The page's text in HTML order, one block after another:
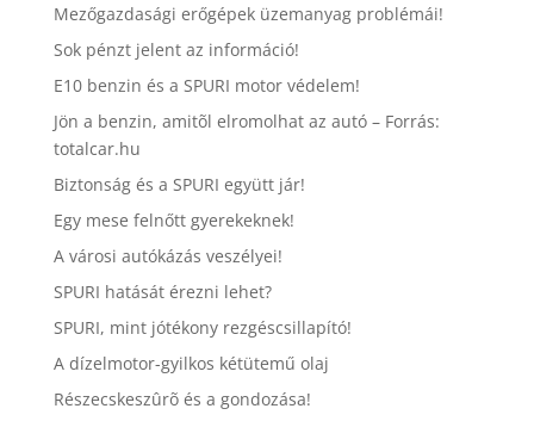
Mezőgazdasági erőgépek üzemanyag problémái!
Sok pénzt jelent az információ!
E10 benzin és a SPURI motor védelem!
Jön a benzin, amitõl elromolhat az autó – Forrás:
totalcar.hu
Biztonság és a SPURI együtt jár!
Egy mese felnőtt gyerekeknek!
A városi autókázás veszélyei!
SPURI hatását érezni lehet?
SPURI, mint jótékony rezgéscsillapító!
A dízelmotor-gyilkos kétütemű olaj
Részecskeszûrõ és a gondozása!